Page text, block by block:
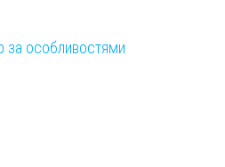
за особливостями